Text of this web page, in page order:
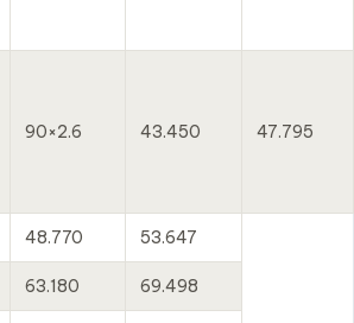
90×2.6 43.450 47.795
48.770 53.647
63.180 69.498